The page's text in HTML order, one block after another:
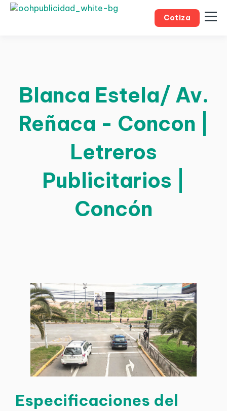
Cotiza
Blanca Estela/ Av.
Reñaca - Concon |
Letreros
Publicitarios |
Concón
Especificaciones del